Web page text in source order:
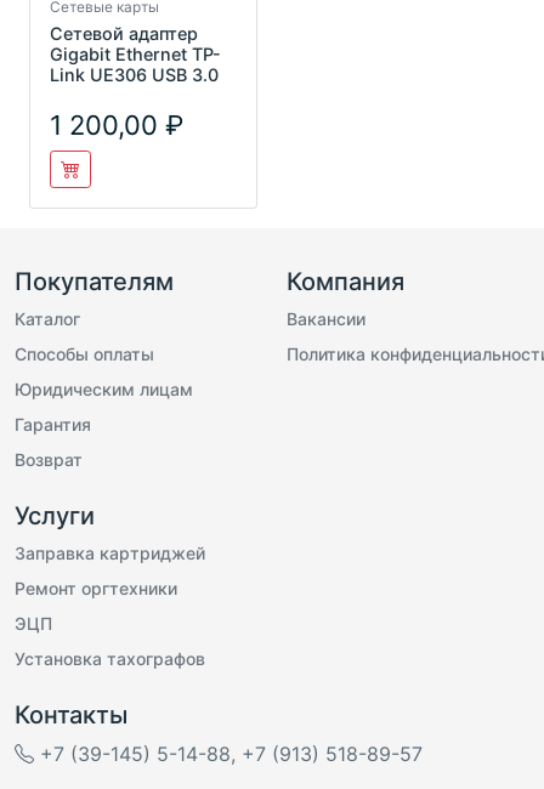
Сетевые карты
Сетевой адаптер
Gigabit Ethernet TP-
Link UE306 USB 3.0
1 200,00
Покупателям
Каталог
Способы оплаты
Юридическим лицам
Гарантия
Возврат
Компания
Вакансии
Политика
Услуги
Заправка картриджей
Ремонт оргтехники
ЭЦП
Установка тахографов
Контакты
+7 (39-145) 5-14-88, +7 (913) 518-89-57